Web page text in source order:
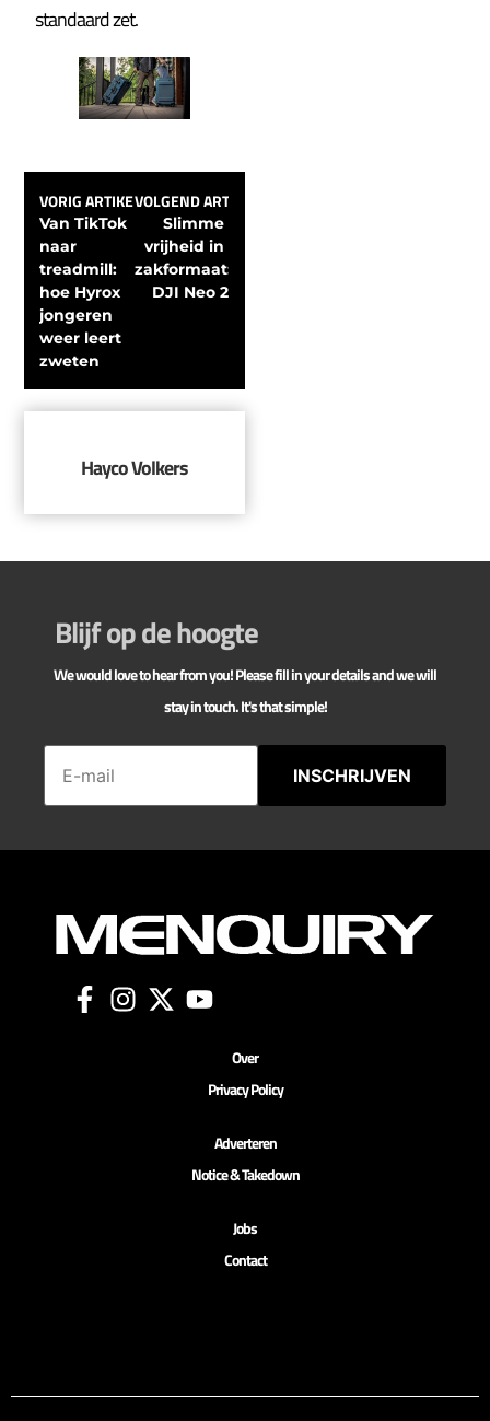
standaard zet.
VORIG ARTIKEL
Van TikTok
naar
treadmill:
hoe Hyrox
jongeren
weer leert
zweten
VOLGEND ARTIKEL
Slimme
vrijheid in
zakformaat:
DJI Neo 2
Hayco Volkers
Blijf op de hoogte
We would love to hear from you! Please fill in your details and we will
stay in touch. It's that simple!
INSCHRIJVEN
Over
Privacy Policy
Adverteren
Notice & Takedown
Jobs
Contact